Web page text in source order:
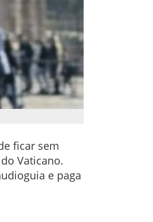
ficar sem
Vaticano.
e paga